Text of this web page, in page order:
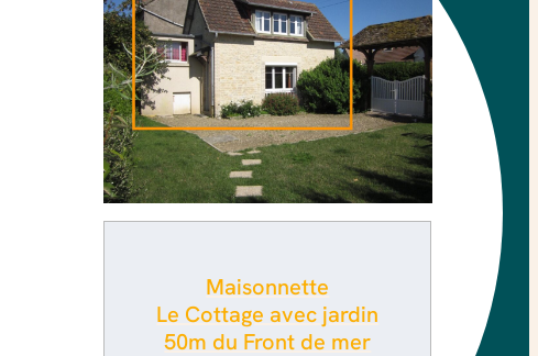
Maisonnette
Le Cottage avec jardin
50m du Front de mer